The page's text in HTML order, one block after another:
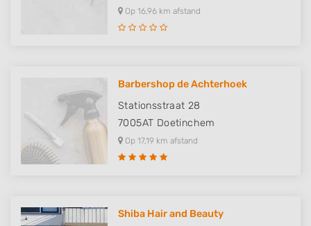
Op 16,96 km afstand
Barbershop de Achterhoek
Stationsstraat 28
7005AT Doetinchem
Op 17,19 km afstand
Shiba Hair and Beauty